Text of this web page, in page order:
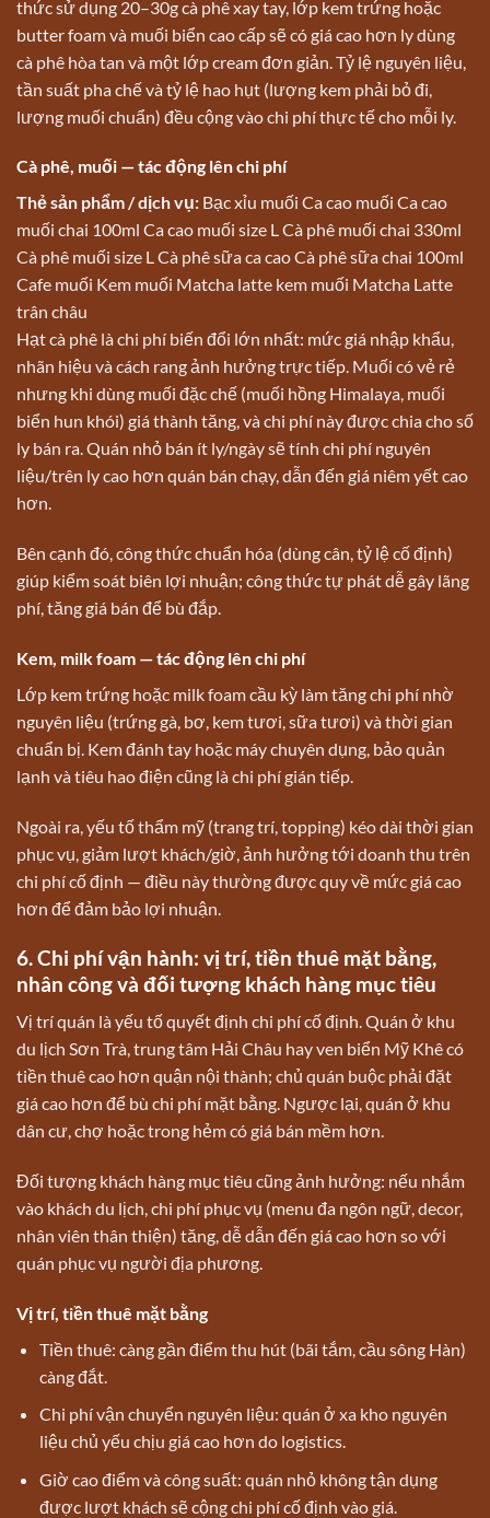
thức sử dụng 20–30g cà phê xay tay, lớp kem trứng hoặc
butter foam và muối biển cao cấp sẽ có giá cao hơn ly dùng
cà phê hòa tan và một lớp cream đơn giản. Tỷ lệ nguyên liệu,
tần suất pha chế và tỷ lệ hao hụt (lượng kem phải bỏ đi,
lượng muối chuẩn) đều cộng vào chi phí thực tế cho mỗi ly.
Cà phê, muối — tác động lên chi phí
Thẻ sản phẩm / dịch vụ: Bạc xỉu muối Ca cao muối Ca cao
muối chai 100ml Ca cao muối size LCà phê muối chai 330ml
Cà phê muối size LCà phê sữa ca caoCà phê sữa chai 100ml
Cafe muối Kem muối Matcha latte kem muối Matcha Latte
trân châu
Hạt cà phê là chi phí biến đổi lớn nhất: mức giá nhập khẩu,
nhãn hiệu và cách rang ảnh hưởng trực tiếp. Muối có vẻ rẻ
nhưng khi dùng muối đặc chế (muối hồng Himalaya, muối
biển hun khói) giá thành tăng, và chi phí này được chia cho số
ly bán ra. Quán nhỏ bán ít ly/ngày sẽ tính chi phí nguyên
liệu/trên ly cao hơn quán bán chạy, dẫn đến giá niêm yết cao
hơn.
Bên cạnh đó, công thức chuẩn hóa (dùng cân, tỷ lệ cố định)
giúp kiểm soát biên lợi nhuận; công thức tự phát dễ gây lãng
phí, tăng giá bán để bù đắp.
Kem, milk foam — tác động lên chi phí
Lớp kem trứng hoặc milk foam cầu kỳ làm tăng chi phí nhờ
nguyên liệu (trứng gà, bơ, kem tươi, sữa tươi) và thời gian
chuẩn bị. Kem đánh tay hoặc máy chuyên dụng, bảo quản
lạnh và tiêu hao điện cũng là chi phí gián tiếp.
Ngoài ra, yếu tố thẩm mỹ (trang trí, topping) kéo dài thời gian
phục vụ, giảm lượt khách/giờ, ảnh hưởng tới doanh thu trên
chi phí cố định — điều này thường được quy về mức giá cao
hơn để đảm bảo lợi nhuận.
6. Chi phí vận hành: vị trí, tiền thuê mặt bằng,
nhân công và đối tượng khách hàng mục tiêu
Vị trí quán là yếu tố quyết định chi phí cố định. Quán ở khu
du lịch Sơn Trà, trung tâm Hải Châu hay ven biển Mỹ Khê có
tiền thuê cao hơn quận nội thành; chủ quán buộc phải đặt
giá cao hơn để bù chi phí mặt bằng. Ngược lại, quán ở khu
dân cư, chợ hoặc trong hẻm có giá bán mềm hơn.
Đối tượng khách hàng mục tiêu cũng ảnh hưởng: nếu nhắm
vào khách du lịch, chi phí phục vụ (menu đa ngôn ngữ, decor,
nhân viên thân thiện) tăng, dễ dẫn đến giá cao hơn so với
quán phục vụ người địa phương.
Vị trí, tiền thuê mặt bằng
Tiền thuê: càng gần điểm thu hút (bãi tắm, cầu sông Hàn)
càng đắt.
Chi phí vận chuyển nguyên liệu: quán ở xa kho nguyên
liệu chủ yếu chịu giá cao hơn do logistics.
Giờ cao điểm và công suất: quán nhỏ không tận dụng
được lượt khách sẽ cộng chi phí cố định vào giá.